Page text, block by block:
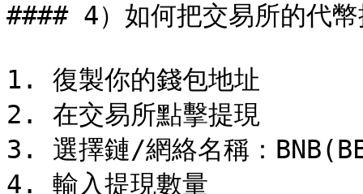
#### 4）如何把交易所的代幣
1. 復製你的錢包地址
2. 在交易所點擊提現
3. 選擇鏈/網絡名稱：
4. 輸入提現數量